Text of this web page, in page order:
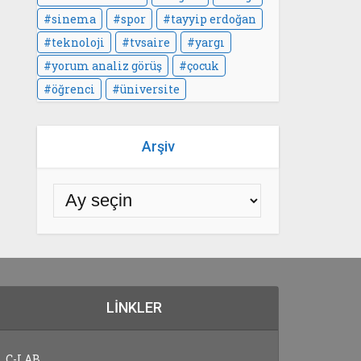
sinema
spor
tayyip erdoğan
teknoloji
tvsaire
yargı
yorum analiz görüş
çocuk
öğrenci
üniversite
Arşiv
LINKLER